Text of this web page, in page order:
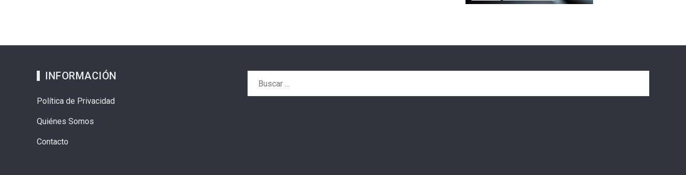
INFORMACIÓN
Política de Privacidad
Quiénes Somos
Contacto